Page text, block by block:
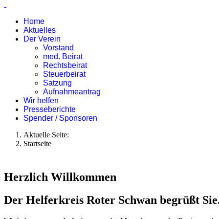
Home
Aktuelles
Der Verein
Vorstand
med. Beirat
Rechtsbeirat
Steuerbeirat
Satzung
Aufnahmeantrag
Wir helfen
Presseberichte
Spender / Sponsoren
Aktuelle Seite:
Startseite
Herzlich Willkommen
Der Helferkreis Roter Schwan begrüßt